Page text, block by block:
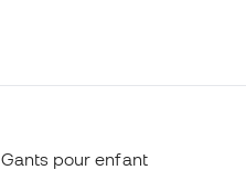
Gants pour enfant